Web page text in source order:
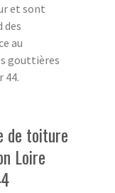
et sont
des
au
gouttières
44.
de toiture
Loire